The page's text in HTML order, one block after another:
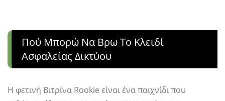
Πού Μπορώ Να Βρω Το Κλειδί
Ασφαλείας Δικτύου
Η φετινή Βιτρίνα Rookie είναι ένα παιχνίδι που